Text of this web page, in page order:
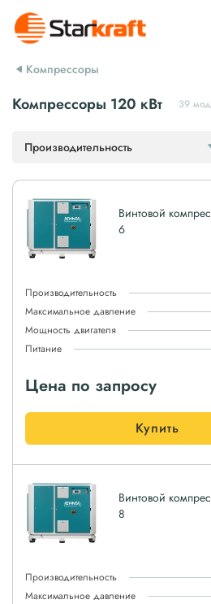
Компрессоры
Компрессоры 120 кВт 39
Производительность
Винтовой
6
Производительность
Максимальное давление
Мощность двигателя
Питание
Цена по запросу
Купить
Винтовой
8
Производительность
Максимальное давление